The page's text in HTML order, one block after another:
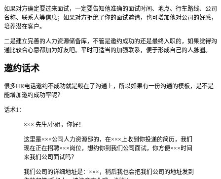
如果对方确定要过来面试，一定要告知他准确的面试时间、地点、行车路线、公司
名称、联系人等信息；如果对方拒绝了你的面试邀请，也可增加他对公司的好感，
培养潜在客户。
二是建立完善的人力资源储备库，不管是邀约成功的还是最终入职的，如果觉得沟
通比较合心意都加为好友吧。平时可适当的加强联系，便于形成自己的人脉圈。
邀约话术
很多HR电话邀约不成功就是毁在了沟通上，所以如果有一份沟通的模板，是不是
能增加邀约成功率呢？
话术1：
××× 先生/小姐，你好！
这里是×××公司人力资源部的，在×××上收到你投递的简历，我们
现在正在招聘×××岗位，想约你到我们公司面试，你方便×××时间
来我们公司面试吗？
我们公司的详细地址是：×××，稍后我也会把我们公司的地址发到